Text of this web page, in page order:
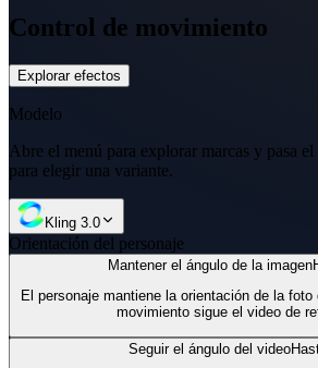
Control de movimiento
Explorar efectos
Modelo
Abre el menú para explorar marcas y pasa
para elegir una variante.
Kling 3.0
Orientación del personaje
Mantener el ángulo de la imagen
El personaje mantiene la orientación de la foto
movimiento sigue el video de
Seguir el ángulo del video